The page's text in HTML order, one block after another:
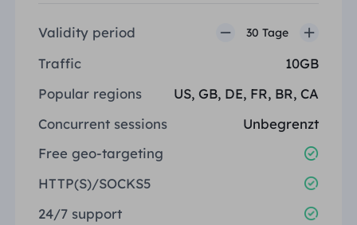
Validity period 30 Tage
Traffic
10GB
Popular regions
US, GB, DE, FR, BR, CA
Concurrent sessions
Unbegrenzt
Free geo-targeting
HTTP(S)/SOCKS5
24/7 support